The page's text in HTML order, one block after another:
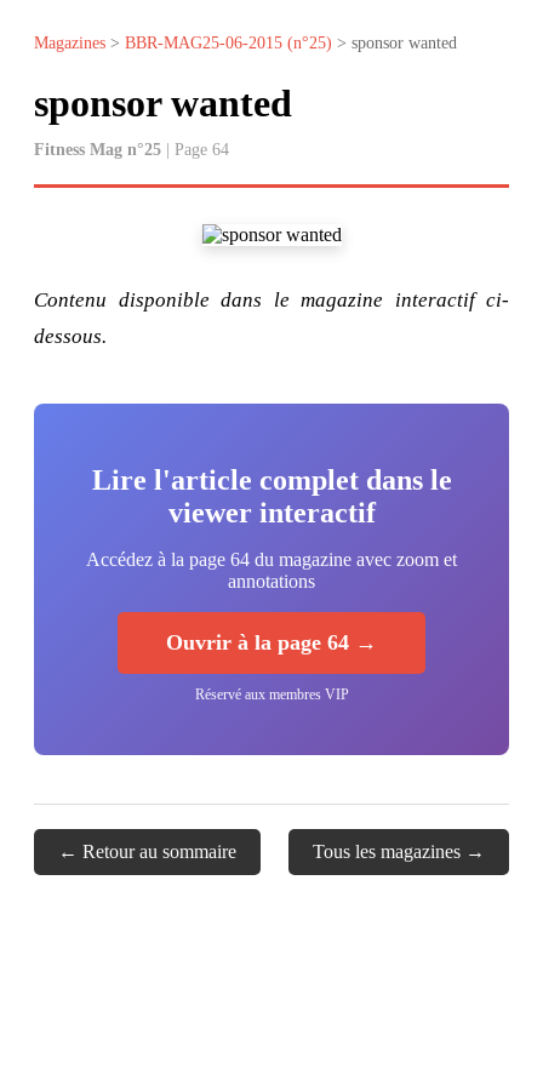
Magazines > BBR-MAG25-06-2015 (n°25) > sponsor wanted
sponsor wanted
Fitness Mag n°25 | Page 64
Contenu disponible dans le magazine interactif ci-
dessous.
Lire l'article complet dans le
viewer interactif
Accédez à la page 64 du magazine avec zoom et
annotations
Ouvrir à la page 64 →
Réservé aux membres VIP
← Retour au sommaire Tous les magazines →